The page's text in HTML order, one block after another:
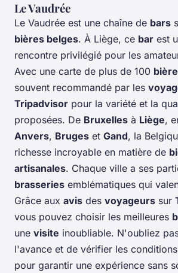
Le Vaudrée
Le Vaudrée est une chaîne de bars
bières belges. À Liège, ce bar est
rencontre privilégié pour les
Avec une carte de plus de 100
souvent recommandé par les
Tripadvisor pour la variété et la
proposées. De Bruxelles à Liège,
Anvers, Bruges et Gand, la
richesse incroyable en matière de
artisanales. Chaque ville a ses
brasseries emblématiques qui
Grâce aux avis des voyageurs sur
vous pouvez choisir les meilleures
une visite inoubliable. N'oubliez
l'avance et de vérifier les
pour garantir une expérience sans